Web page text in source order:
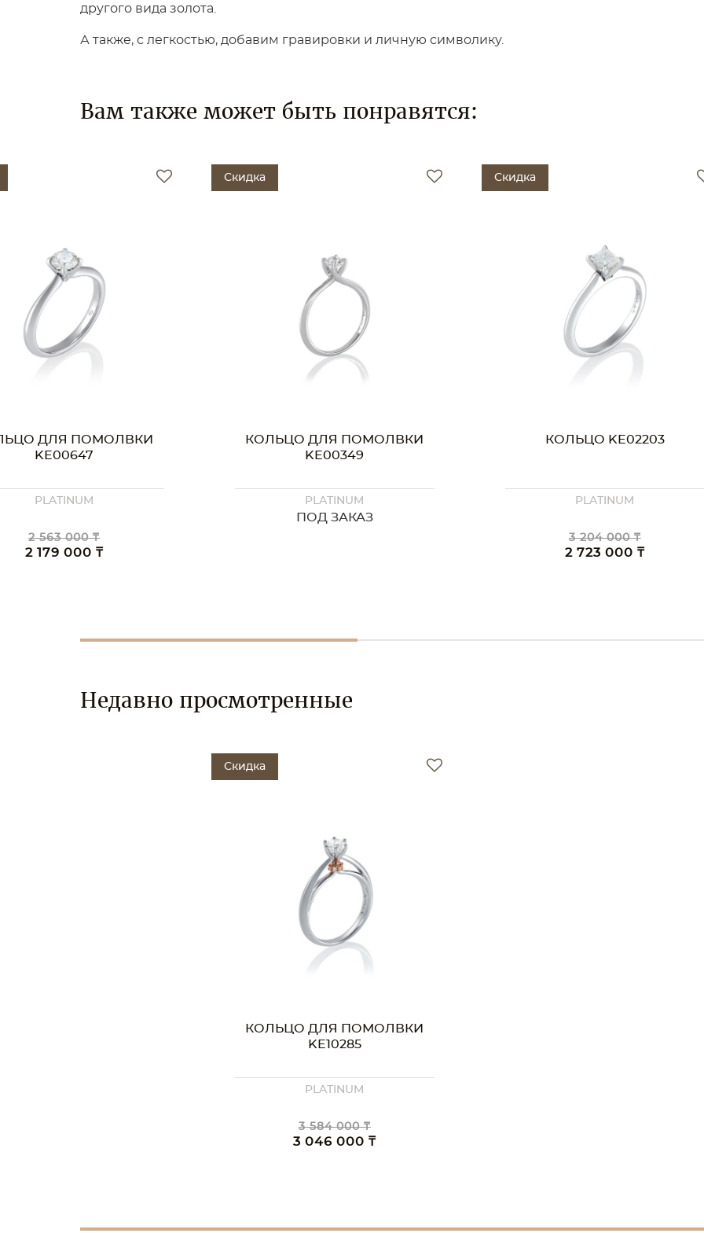
другого вида золота.
А также, с легкостью, добавим гравировки и личную символику.
Вам также может быть понравятся:
ДЛЯ ПОМОЛВКИ
KE00349
PLATINUM
Скидка
КОЛЬЦО KE02203
PLATINUM
Скидка
КОЛЬЦО KE02202
PLATINUM
Недавно просмотренные
Скидка
КОЛЬЦО ДЛЯ ПОМОЛВКИ
KE10285
PLATINUM
3 584 000 ₸
3 046 000 ₸